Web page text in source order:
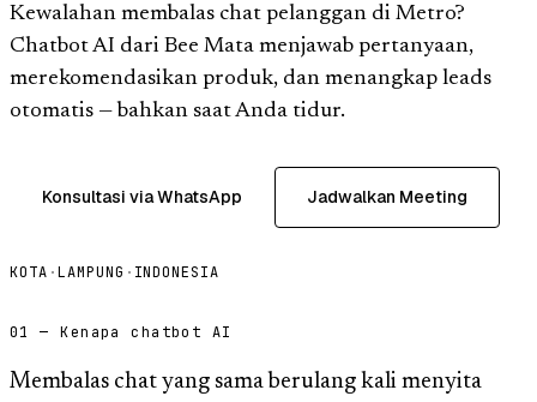
Kewalahan membalas chat pelanggan di Metro?
Chatbot AI dari Bee Mata menjawab pertanyaan,
merekomendasikan produk, dan menangkap leads
otomatis — bahkan saat Anda tidur.
Konsultasi via WhatsApp Jadwalkan Meeting
KOTA ·LAMPUNG · INDONESIA
01 — Kenapa chatbot AI
Membalas chat yang sama berulang kali menyita